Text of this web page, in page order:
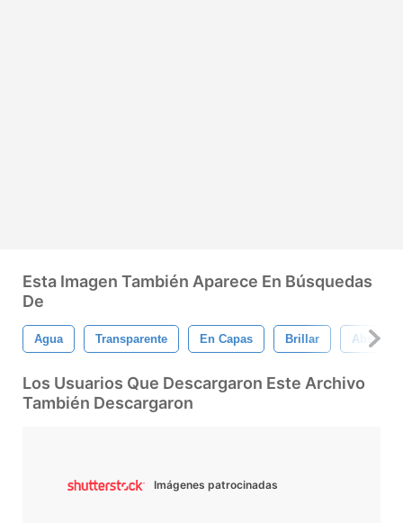
Esta Imagen También Aparece En Búsquedas
De
Agua Transparente En Capas Brillar
Los Usuarios Que Descargaron Este Archivo
También Descargaron
Imágenes patrocinadas